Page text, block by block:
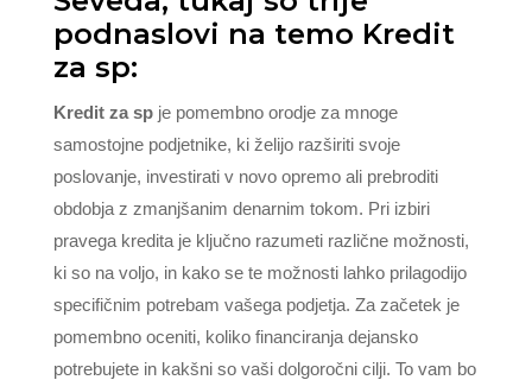
podnaslovi na temo Kredit
za sp:
Kredit za spje pomembno orodje za mnoge
samostojne podjetnike, ki želijo razširiti svoje
poslovanje, investirati v novo opremo ali prebroditi
obdobja z zmanjšanim denarnim tokom. Pri izbiri
pravega kredita je ključno razumeti različne možnosti,
ki so na voljo, in kako se te možnosti lahko prilagodijo
specifičnim potrebam vašega podjetja. Za začetek je
pomembno oceniti, koliko financiranja dejansko
potrebujete in kakšni so vaši dolgoročni cilji. To vam bo